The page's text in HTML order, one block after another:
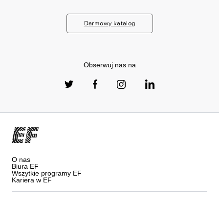
Darmowy katalog
Obserwuj nas na
O nas
Biura EF
Wszytkie programy EF
Kariera w EF